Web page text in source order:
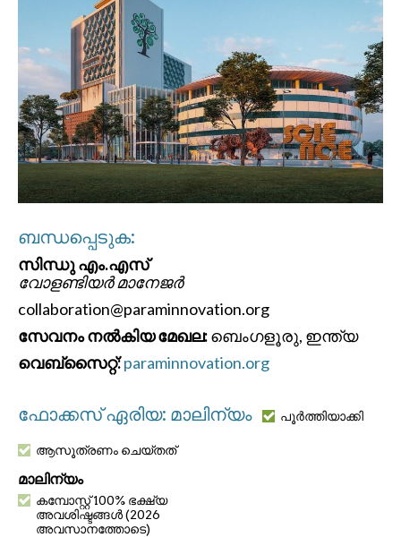
ബന്ധപ്പെടുക:
സിന്ധു എം.എസ്
വോളണ്ടിയർ മാനേജർ
collaboration@paraminnovation.org
സേവനം നൽകിയ മേഖല:ബെംഗളൂരു, ഇന്ത്യ
വെബ്സൈറ്റ്:paraminnovation.org
ഫോക്കസ് ഏരിയ: മാലിന്യം പൂർത്തിയാക്കി
ആസൂത്രണം ചെയ്തത്
മാലിന്യം
കമ്പോസ്റ്റ് 100% ഭക്ഷ്യ
അവശിഷ്ടങ്ങൾ (2026
അവസാനത്തോടെ)